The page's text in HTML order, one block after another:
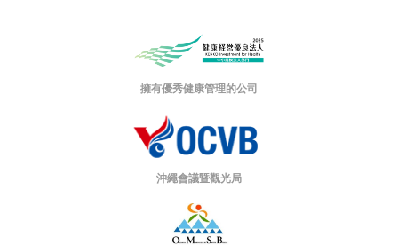
擁有優秀健康管理的公司
沖繩會議暨觀光局